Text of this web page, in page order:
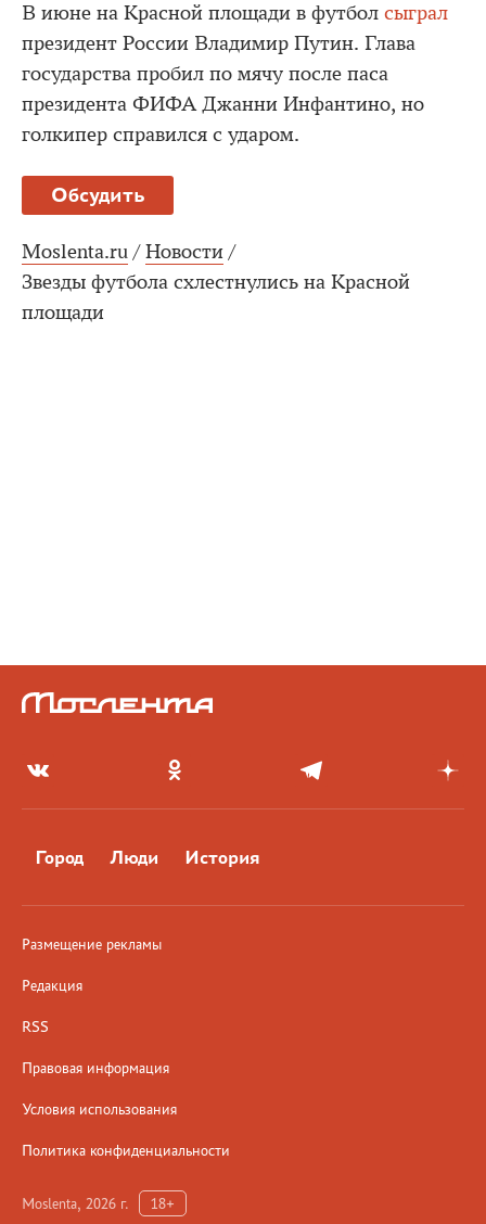
В июне на Красной площади в футбол сыграл
президент России Владимир Путин. Глава
государства пробил по мячу после паса
президента ФИФА Джанни Инфантино, но
голкипер справился с ударом.
Обсудить
Moslenta.ru / Новости /
Звезды футбола схлестнулись на Красной
площади
Город Люди История
Размещение рекламы
Редакция
RSS
Правовая информация
Условия использования
Политика конфиденциальности
Moslenta, 2026 г. 18+